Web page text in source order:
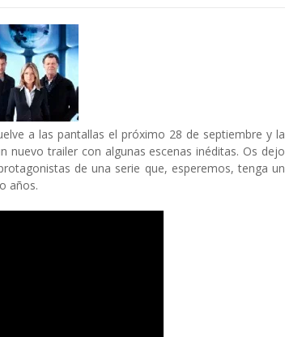
a las pantallas el próximo 28 de septiembre y la
nuevo trailer con algunas escenas inéditas. Os dejo
de una serie que, esperemos, tenga un
años.